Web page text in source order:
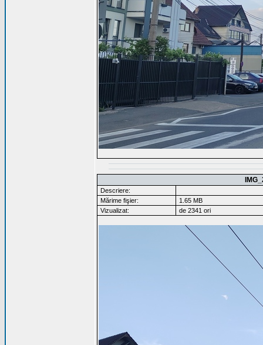
Descriere:
Mărime fişier:
1.65 MB
Vizualizat:
de 2341 ori